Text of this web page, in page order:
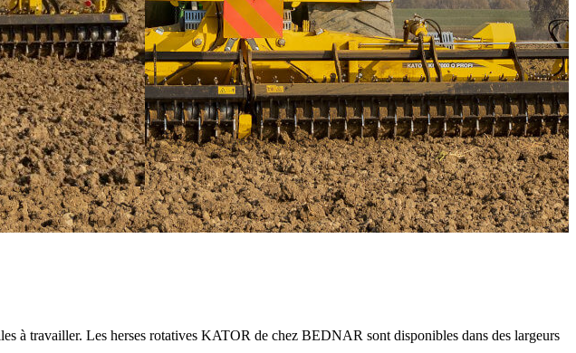
à travailler. Les herses rotatives KATOR de chez BEDNAR sont disponibles dans des largeurs